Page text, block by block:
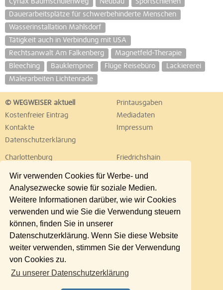
Wir verwenden Cookies für Werbe- und
Analysezwecke sowie für soziale Medien.
Weitere Informationen darüber, wie wir Cookies
verwenden und wie Sie die Verwendung steuern
können, finden Sie in unserer
Datenschutzerklärung. Wenn Sie diese Website
weiter verwenden, stimmen Sie der Verwendung
von Cookies zu.
Zu unserer Datenschutzerklärung
Cyriax Baumschulenweg
Neubau
Sportschienen
Dauerarbeitsplätze für schwerbehinderte Menschen
Wasserinstallation Mahlsdorf
Tätigkeit auch in Verbindung mit USA
Rechtsanwalt Am Falkenberg
Magnetfeld-Therapie
Bleeching
Bauklempner Flüge Reisebüro
Lackiererei
Malerarbeiten Lichtenrade
© WEGWEISER aktuell
Printausgaben
Kostenfreier Eintrag
Mediadaten
Kontakte
Impressum
Datenschutzerklärung
Charlottenburg
Friedrichshain
Lichtenberg
Marzahn
Neukölln
Pankow
Reinickendorf
Schöneberg
Spandau
Steglitz
Tempelhof
Treptow
Umland Ost